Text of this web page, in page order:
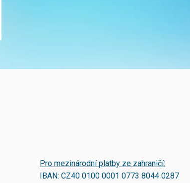
Pro mezinárodní platby ze zahraničí:
IBAN:CZ40 0100 0001 0773 8044 0287